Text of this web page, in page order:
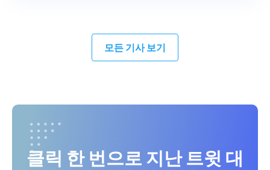
모든 기사 보기
클릭 한 번으로 지난 트윗 대